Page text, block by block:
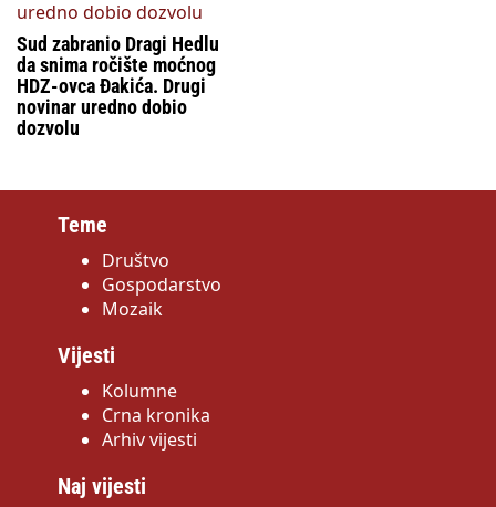
Sud zabranio Dragi Hedlu
da snima ročište moćnog
HDZ-ovca Đakića. Drugi
novinar uredno dobio
dozvolu
Teme
Društvo
Gospodarstvo
Mozaik
Vijesti
Kolumne
Crna kronika
Arhiv vijesti
Naj vijesti